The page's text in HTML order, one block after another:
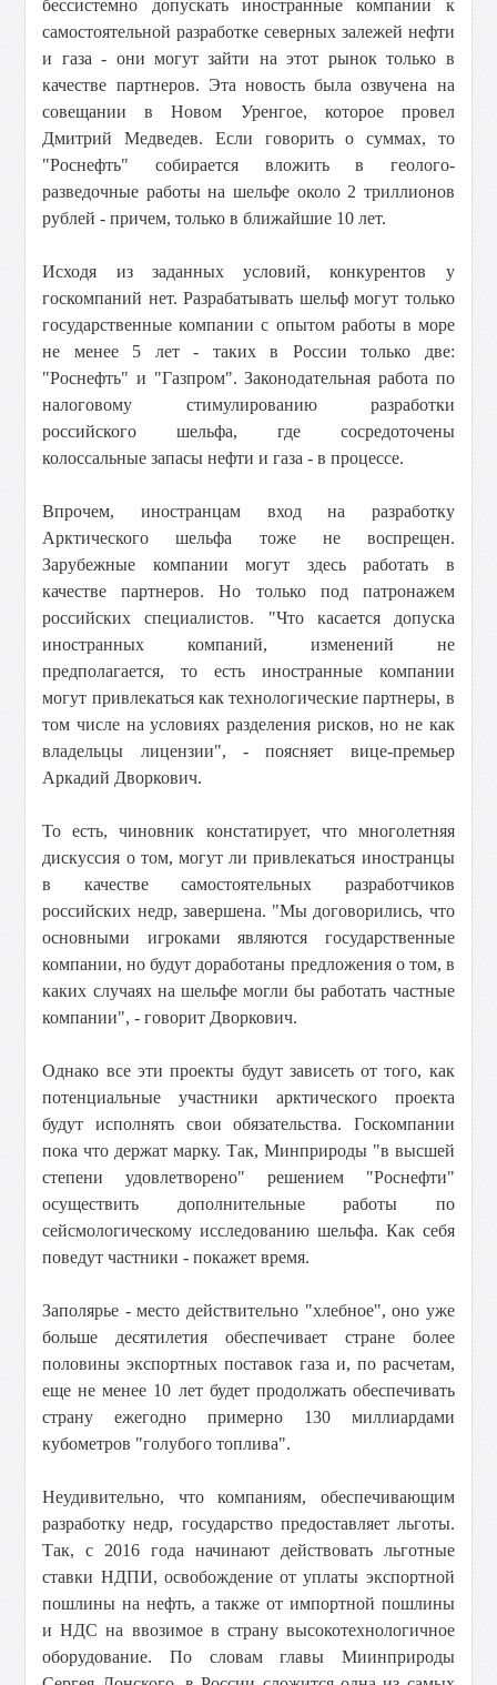
бессистемно допускать иностранные компании к
самостоятельной разработке северных залежей нефти
и газа - они могут зайти на этот рынок только в
качестве партнеров. Эта новость была озвучена на
совещании в Новом Уренгое, которое провел
Дмитрий Медведев. Если говорить о суммах, то
"Роснефть" собирается вложить в геолого-
разведочные работы на шельфе около 2 триллионов
рублей - причем, только в ближайшие 10 лет.
Исходя из заданных условий, конкурентов у
госкомпаний нет. Разрабатывать шельф могут только
государственные компании с опытом работы в море
не менее 5 лет - таких в России только две:
"Роснефть" и "Газпром". Законодательная работа по
налоговому стимулированию разработки
российского шельфа, где сосредоточены
колоссальные запасы нефти и газа - в процессе.
Впрочем, иностранцам вход на разработку
Арктического шельфа тоже не воспрещен.
Зарубежные компании могут здесь работать в
качестве партнеров. Но только под патронажем
российских специалистов. "Что касается допуска
иностранных компаний, изменений не
предполагается, то есть иностранные компании
могут привлекаться как технологические партнеры, в
том числе на условиях разделения рисков, но не как
владельцы лицензии", - поясняет вице-премьер
Аркадий Дворкович.
То есть, чиновник констатирует, что многолетняя
дискуссия о том, могут ли привлекаться иностранцы
в качестве самостоятельных разработчиков
российских недр, завершена. "Мы договорились, что
основными игроками являются государственные
компании, но будут доработаны предложения о том, в
каких случаях на шельфе могли бы работать частные
компании", - говорит Дворкович.
Однако все эти проекты будут зависеть от того, как
потенциальные участники арктического проекта
будут исполнять свои обязательства. Госкомпании
пока что держат марку. Так, Минприроды "в высшей
степени удовлетворено" решением "Роснефти"
осуществить дополнительные работы по
сейсмологическому исследованию шельфа. Как себя
поведут частники - покажет время.
Заполярье - место действительно "хлебное", оно уже
больше десятилетия обеспечивает стране более
половины экспортных поставок газа и, по расчетам,
еще не менее 10 лет будет продолжать обеспечивать
страну ежегодно примерно 130 миллиардами
кубометров "голубого топлива".
Неудивительно, что компаниям, обеспечивающим
разработку недр, государство предоставляет льготы.
Так, с 2016 года начинают действовать льготные
ставки НДПИ, освобождение от уплаты экспортной
пошлины на нефть, а также от импортной пошлины
и НДС на ввозимое в страну высокотехнологичное
оборудование. По словам главы Миинприроды